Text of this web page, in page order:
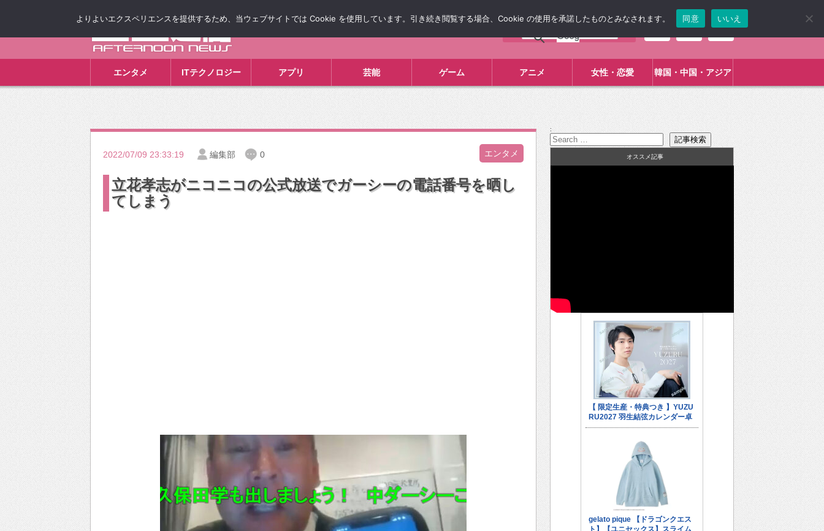
エンタメ ITテクノロジー アプリ 芸能 ゲーム アニメ 女性・恋愛 韓国・中国・アジア
2022/07/09 23:33:19 編集部 0 エンタメ
立花孝志がニコニコの公式放送でガーシーの電話番号を晒し
てしまう
:
オススメ記事
よりよいエクスペリエンスを提供するため、当ウェブサイトでは Cookie を使用しています。引き続き閲覧する場合、Cookie の使用を承諾したものとみなされます。 同意 いいえ